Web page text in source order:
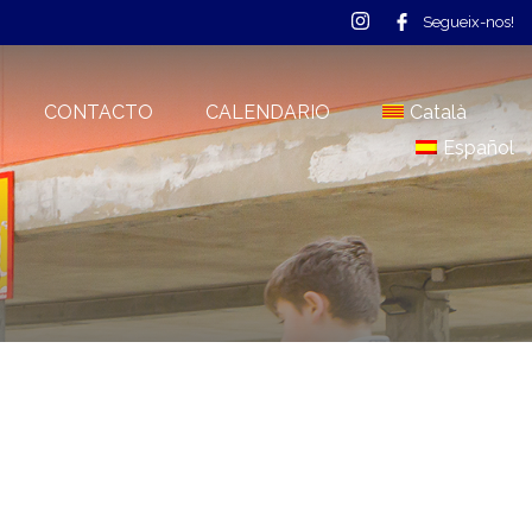
Segueix-nos!
CONTACTO CALENDARIO
Català
Español